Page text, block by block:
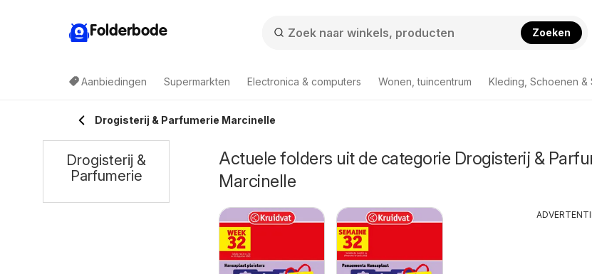
Folderbode Zoeken
Aanbiedingen Supermarkten Electronica & computers Wonen, tuincentrum Kleding, Schoenen &
Drogisterij & Parfumerie Marcinelle
Actuele folders uit de categorie Drogisterij &
Marcinelle
Drogisterij &
Parfumerie